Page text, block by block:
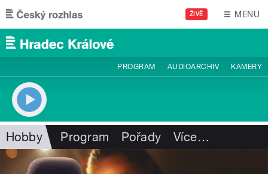
Přejít k hlavnímu obsahu
ŽIVĚ MENU
PROGRAM AUDIOARCHIV KAMERY
Hobby Program Pořady Více…